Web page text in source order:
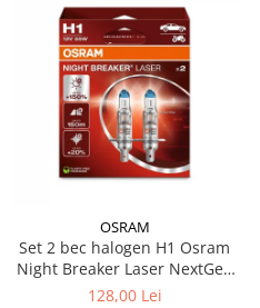
OSRAM
Set 2 bec halogen H1 Osram
Night Breaker Laser NextGen
+150%
128,00 Lei